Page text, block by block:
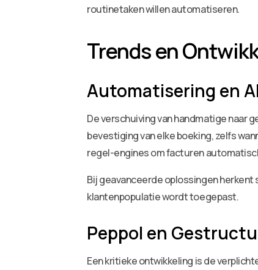
routinetaken willen automatiseren.
Trends en
Automatisering en
De verschuiving van handmatige
bevestiging van elke boeking, zelfs
regel-engines om facturen
Bij geavanceerde oplossingen
klantenpopulatie wordt toegepast.
Peppol en
Een kritieke ontwikkeling is de